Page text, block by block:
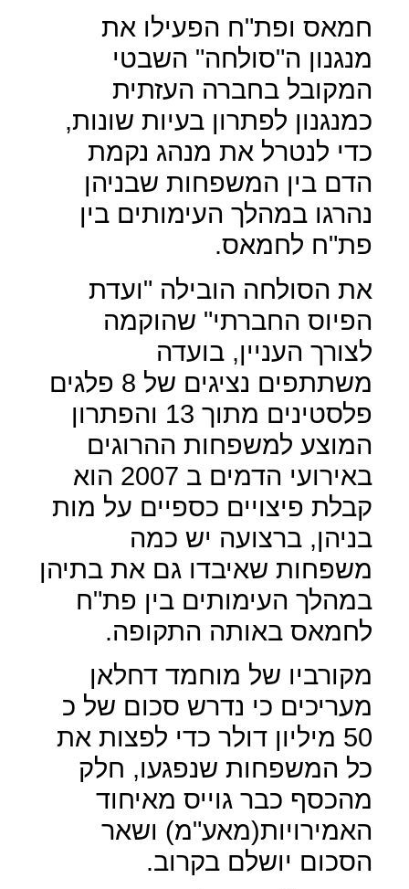
חמאס ופת"ח הפעילו את
מנגנון ה"סולחה" השבטי
המקובל בחברה העזתית
כמנגנון לפתרון בעיות שונות,
כדי לנטרל את מנהג נקמת
הדם בין המשפחות שבניהן
נהרגו במהלך העימותים בין
פת"ח לחמאס.
את הסולחה הובילה "ועדת
הפיוס החברתי" שהוקמה
לצורך העניין, בועדה
משתתפים נציגים של 8 פלגים
פלסטינים מתוך 13 והפתרון
המוצע למשפחות ההרוגים
באירועי הדמים ב 2007 הוא
קבלת פיצויים כספיים על מות
בניהן, ברצועה יש כמה
משפחות שאיבדו גם את בתיהן
במהלך העימותים בין פת"ח
לחמאס באותה התקופה.
מקורביו של מוחמד דחלאן
מעריכים כי נדרש סכום של כ
50 מיליון דולר כדי לפצות את
כל המשפחות שנפגעו, חלק
מהכסף כבר גוייס מאיחוד
האמירויות(מאע"מ) ושאר
הסכום יושלם בקרוב.